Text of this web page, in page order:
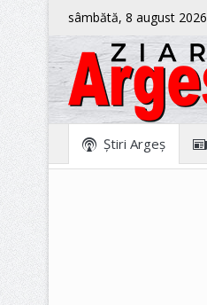
sâmbătă, 8 august 2026
Ştiri Argeş